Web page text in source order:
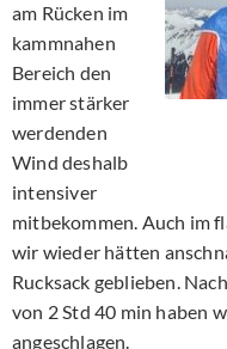
am Rücken im
kammnahen
Bereich den
immer stärker
werdenden
Wind deshalb
intensiver
mitbekommen. Auch im
wir wieder hätten
Rucksack geblieben.
von 2 Std 40 min haben
angeschlagen.